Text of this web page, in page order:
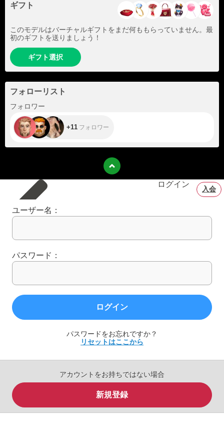
ギフト
このモデルはバーチャルギフトをまだ何ももらっていません。最
初のギフトを送りましょう！
ギフト選択
フォローリスト
フォロワー
+11 フォロワー
ログイン
入会
ユーザー名：
パスワード：
ログイン
パスワードをお忘れですか？
リセットはここから
アカウントをお持ちではない場合
新規登録